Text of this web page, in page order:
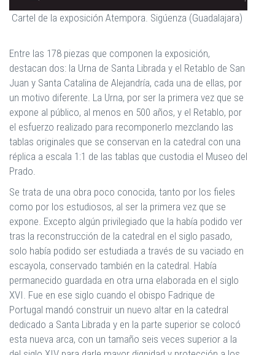
Cartel de la exposición Atempora. Sigúenza (Guadalajara)
Entre las 178 piezas que componen la exposición,
destacan dos: la Urna de Santa Librada y el Retablo de San
Juan y Santa Catalina de Alejandría, cada una de ellas, por
un motivo diferente. La Urna, por ser la primera vez que se
expone al público, al menos en 500 años, y el Retablo, por
el esfuerzo realizado para recomponerlo mezclando las
tablas originales que se conservan en la catedral con una
réplica a escala 1:1 de las tablas que custodia el Museo del
Prado.
Se trata de una obra poco conocida, tanto por los fieles
como por los estudiosos, al ser la primera vez que se
expone. Excepto algún privilegiado que la había podido ver
tras la reconstrucción de la catedral en el siglo pasado,
solo había podido ser estudiada a través de su vaciado en
escayola, conservado también en la catedral. Había
permanecido guardada en otra urna elaborada en el siglo
XVI. Fue en ese siglo cuando el obispo Fadrique de
Portugal mandó construir un nuevo altar en la catedral
dedicado a Santa Librada y en la parte superior se colocó
esta nueva arca, con un tamaño seis veces superior a la